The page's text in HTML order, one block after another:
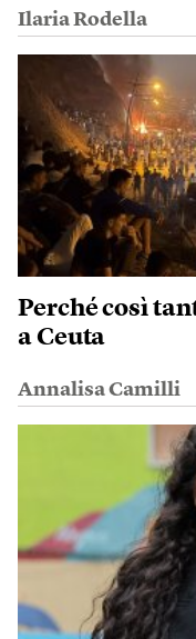
Ilaria Rodella
Perché così
a Ceuta
Annalisa Camilli